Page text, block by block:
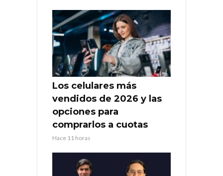
Los celulares más
vendidos de 2026 y las
opciones para
comprarlos a cuotas
Hace 11 horas